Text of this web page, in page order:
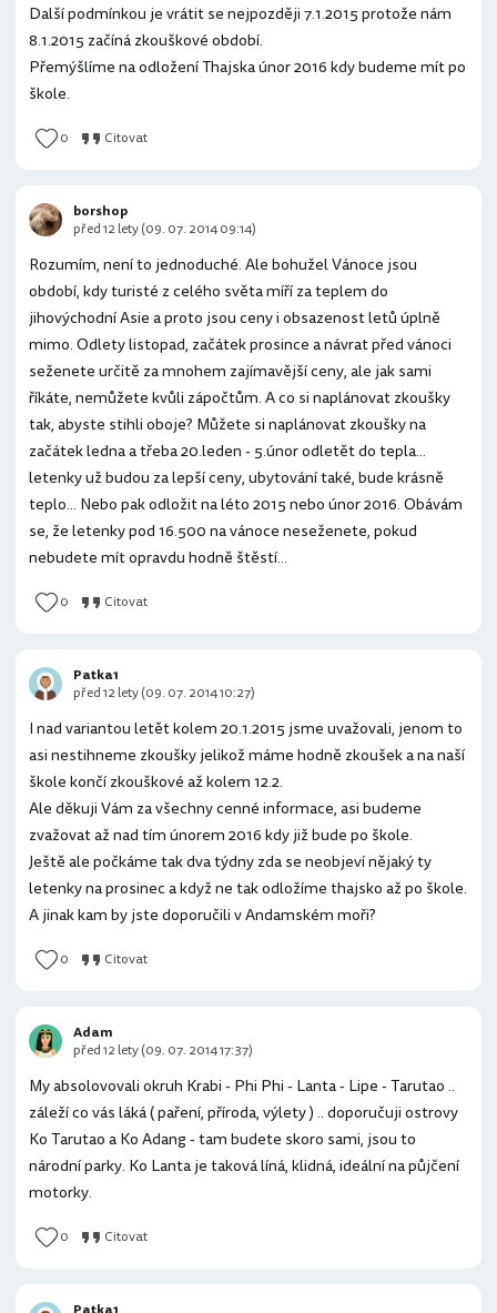
Další podmínkou je vrátit se nejpozději 7.1.2015 protože nám
8.1.2015 začíná zkouškové období.
Přemýšlíme na odložení Thajska únor 2016 kdy budeme mít po
škole.
0 Citovat
Rozumím, není to jednoduché. Ale bohužel Vánoce jsou
období, kdy turisté z celého světa míří za teplem do
jihovýchodní Asie a proto jsou ceny i obsazenost letů úplně
mimo. Odlety listopad, začátek prosince a návrat před vánoci
seženete určitě za mnohem zajímavější ceny, ale jak sami
říkáte, nemůžete kvůli zápočtům. A co si naplánovat zkoušky
tak, abyste stihli oboje? Můžete si naplánovat zkoušky na
začátek ledna a třeba 20.leden - 5.únor odletět do tepla...
letenky už budou za lepší ceny, ubytování také, bude krásně
teplo... Nebo pak odložit na léto 2015 nebo únor 2016. Obávám
se, že letenky pod 16.500 na vánoce neseženete, pokud
nebudete mít opravdu hodně štěstí...
0 Citovat
borshop
před 12 lety (09. 07. 2014 09:14)
I nad variantou letět kolem 20.1.2015 jsme uvažovali, jenom to
asi nestihneme zkoušky jelikož máme hodně zkoušek a na naší
škole končí zkouškové až kolem 12.2.
Ale děkuji Vám za všechny cenné informace, asi budeme
zvažovat až nad tím únorem 2016 kdy již bude po škole.
Ještě ale počkáme tak dva týdny zda se neobjeví nějaký ty
letenky na prosinec a když ne tak odložíme thajsko až po škole.
A jinak kam by jste doporučili v Andamském moři?
0 Citovat
Patka1
před 12 lety (09. 07. 2014 10:27)
My absolovovali okruh Krabi - Phi Phi - Lanta - Lipe - Tarutao ..
záleží co vás láká ( paření, příroda, výlety ) .. doporučuji ostrovy
Ko Tarutao a Ko Adang - tam budete skoro sami, jsou to
národní parky. Ko Lanta je taková líná, klidná, ideální na půjčení
motorky.
0 Citovat
Adam
před 12 lety (09. 07. 2014 17:37)